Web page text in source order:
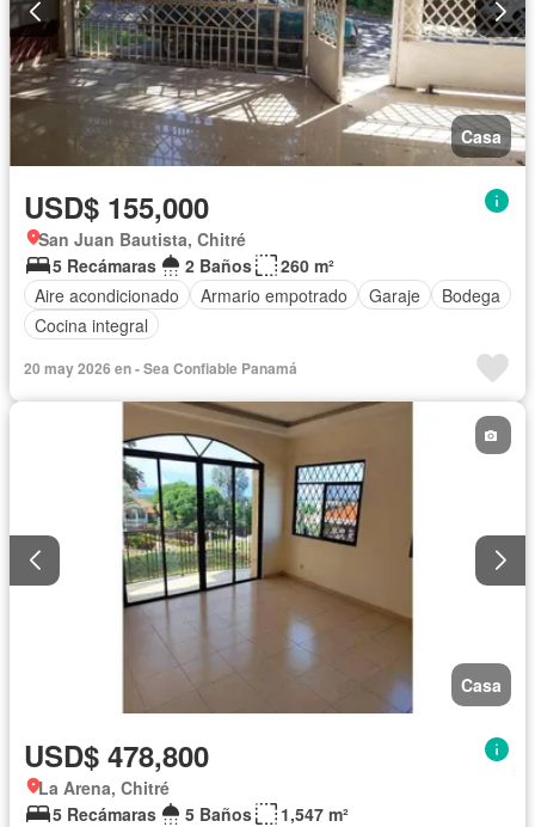
Casa
USD$ 155,000
San Juan Bautista, Chitré
5 Recámaras
2 Baños
260 m²
Aire acondicionado
Armario empotrado Garaje
Bodega
Cocina integral
20 may 2026 en - Sea Confiable Panamá
Casa
USD$ 478,800
La Arena, Chitré
5 Recámaras
5 Baños
1,547 m²